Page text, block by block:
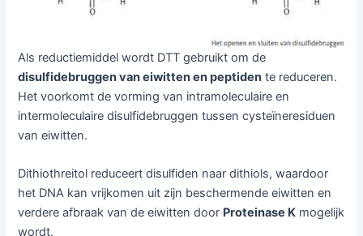
Als reductiemiddel wordt DTT gebruikt om de
disulfidebruggen van eiwitten en peptiden te reduceren.
Het voorkomt de vorming van intramoleculaire en
intermoleculaire disulfidebruggen tussen cysteïneresiduen
van eiwitten.
Dithiothreitol reduceert disulfiden naar dithiols, waardoor
het DNA kan vrijkomen uit zijn beschermende eiwitten en
verdere afbraak van de eiwitten door Proteinase K mogelijk
wordt.